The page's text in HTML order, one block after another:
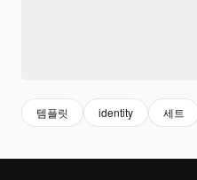
템플릿 identity 세트